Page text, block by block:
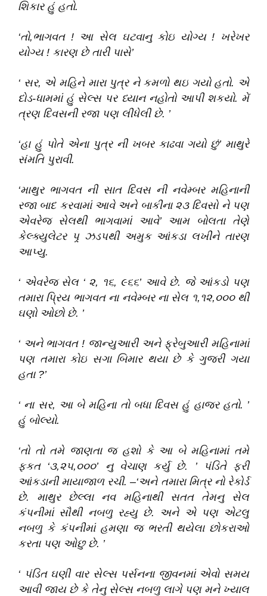
શિકાર હું હતો.
‘તો,ભાગવત ! આ સેલ ઘટવાનુ કોઇ યોગ્ય ! ખરેખર
યોગ્ય ! કારણ છે તારી પાસે’
‘ સર, એ મહિને મારા પુત્ર ને કમળો થઇ ગયો હતો. એ
દોડ-ધામમાં હું સેલ્સ પર ધ્યાન નહોતો આપી શકયો. મેં
ત્રણ દિવસની રજા પણ લીધેલી છે. ’
‘હા હું પોતે એના પુત્ર ની ખબર કાઢવા ગયો છું’માથુરે
સંમતિ પુરાવી.
‘માથુર ભાગવત ની સાત દિવસ ની નવેમ્બર મહિનાની
રજા બાદ કરવામાં આવે અને બાકીના ૨૩ દિવસો ને પણ
એવરેજ સેલથી ભાગવામાં આવે’આમ બોલતા તેણે
કેલ્ક્યુલેટર પર્‍ ઝડપથી અમુક આંકડા લખીને તારણ
આપ્યુ.
‘ એવરેજ સેલ ‘૨, ૧૬, ૯૬૬’આવે છે. જે આંકડો પણ
તમારા પ્રિય ભાગવત ના નવેમ્બર ના સેલ ૧,૧૨,૦૦૦ થી
ઘણો ઓછો છે. ’
‘ અને ભાગવત ! જાન્યુઆરી અને ફ્રેબુઆરી મહિનામાં
પણ તમારા કોઇ સગા બિમાર થયા છે કે ગુજરી ગયા
હતા ?’
‘ ના સર, આ બે મહિના તો બધા દિવસ હું હાજર હતો. ’
હું બોલ્યો.
‘તો તો તમે જાણતા જ હશો કે આ બે મહિનામાં તમે
ફકત ‘૩,૨૫,૦૦૦’નુ વેચાણ કર્યુ છે. ’પંડિતે ફરી
આંકડાની માયાજાળ રચી.–‘અને તમારા મિત્ર નો રેકોર્ડ
છે. માથુર છેલ્લા નવ મહિનાથી સતત તેમનુ સેલ
કંપનીમાં સૌથી નબળુ રહ્યુ છે.
અને એ પણ એટલુ
નબળુ કે કંપનીમાં હમણા જ ભરતી થયેલા છોકરાઓ
કરતા પણ ઓછુ છે. ’
‘ પંડિત ઘણી વાર સેલ્સ પર્સનના જીવનમાં એવો સમય
આવી જાય છે કે તેનુ સેલ્સ નબળુ લાગે પણ મને ખ્યાલ